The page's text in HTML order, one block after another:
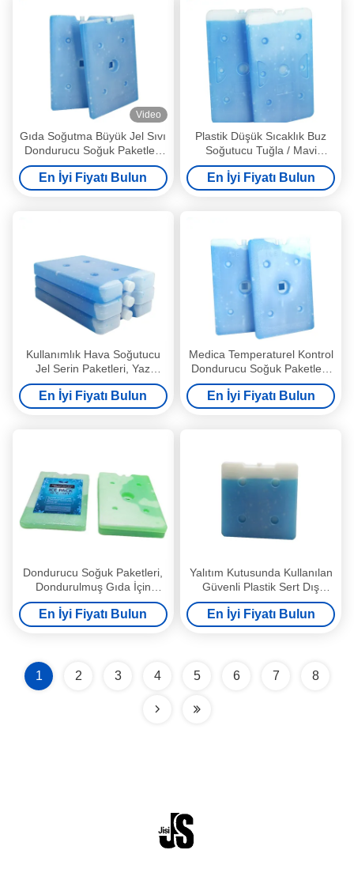
Video
Gıda Soğutma Büyük Jel Sıvı
Dondurucu Soğuk Paketleri
Uzun Ömürlü Buz Paketleri
En İyi Fiyatı Bulun
Plastik Düşük Sıcaklık Buz
Soğutucu Tuğla / Mavi
Dondurucu Soğuk Paketleri
En İyi Fiyatı Bulun
Kullanımlık Hava Soğutucu
Jel Serin Paketleri, Yaz
Soğutma için Dondurucu
Soğuk Paketleri
En İyi Fiyatı Bulun
Medica Temperaturel Kontrol
Dondurucu Soğuk Paketleri,
Toksik Olmayan Jel Soğutma
Kutusu
En İyi Fiyatı Bulun
Dondurucu Soğuk Paketleri,
Dondurulmuş Gıda İçin
Plastik Buz Paketlerini
Paketleme Özelleştirme
En İyi Fiyatı Bulun
Yalıtım Kutusunda Kullanılan
Güvenli Plastik Sert Dış
Malzeme Dondurucu Soğuk
Paketleri
En İyi Fiyatı Bulun
1 2 3 4 5 6 7 8